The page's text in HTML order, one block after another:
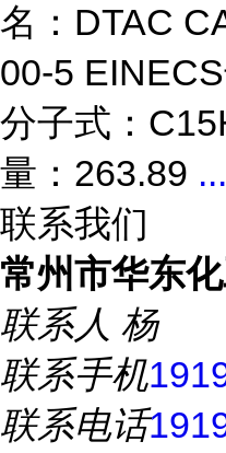
名：DTAC
00-5
分子式：
量：263.89 ...
联系我们
常州市华东
联系人 杨
联系手机
联系电话